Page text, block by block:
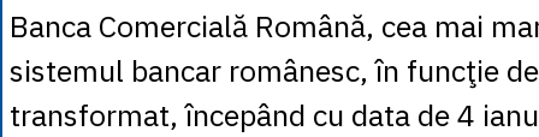
1 TRY= 0.1141
1 UAH = 0.1048
1 XDR = 5.9383
1 ZAR = 0.2318
Banca Comercială Română, cea mai
sistemul bancar românesc, în funcţie
transformat, începând cu data de 4